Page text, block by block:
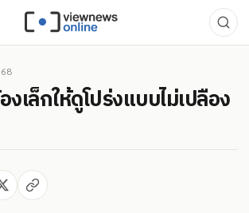
งเล็กให้ดูโปร่งแบบไม่เปลือง